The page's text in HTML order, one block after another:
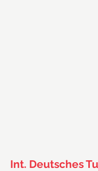
Int. Deutsches